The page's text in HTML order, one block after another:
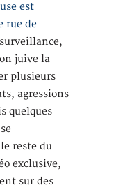
est
rue de
juive la
plusieurs
agressions
quelques
reste du
exclusive,
sur des